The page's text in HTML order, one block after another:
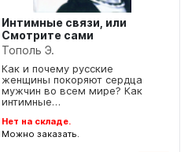
Интимные связи, или
Смотрите сами
Тополь Э.
Как и почему русские
женщины покоряют сердца
мужчин во всем мире? Как
интимные…
Нет на складе.
Можно заказать.